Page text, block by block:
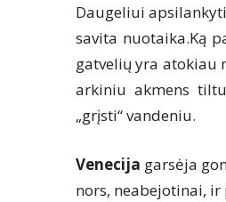
Daugeliui
savita nuotaika.Ką
gatvelių yra atokiau
arkiniu akmens
„grįsti“ vandeniu.
Venecija garsėja
nors, neabejotinai,